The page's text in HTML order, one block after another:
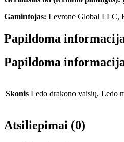
Gamintojas: Levrone Global LLC,
Papildoma
Papildoma
Skonis Ledo drakono vaisių, Ledo
Atsiliepimai (0)